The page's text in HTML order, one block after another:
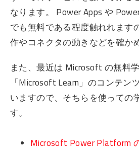
なります。 Power Apps や
でも無料である程度触れれます
作やコネクタの動きなどを確か
また、最近は Microsoft の無料
「Microsoft Learn」のコンテン
いますので、そちらを使っての
す。
Microsoft Power Platform